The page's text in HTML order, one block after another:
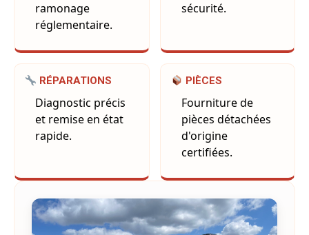
ramonage
réglementaire.
sécurité.
RÉPARATIONS
Diagnostic précis
et remise en état
rapide.
PIÈCES
Fourniture de
pièces détachées
d'origine
certifiées.